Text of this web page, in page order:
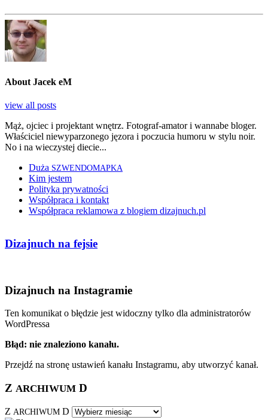
About Jacek eM
view all posts
Mąż, ojciec i projektant wnętrz. Fotograf-amator i wannabe bloger.
Właściciel niewyparzonego jęzora i poczucia humoru w stylu noir.
No i na wieczystej diecie...
Duża SZWENDOMAPKA
Kim jestem
Polityka prywatności
Współpraca i kontakt
Współpraca reklamowa z blogiem dizajnuch.pl
Dizajnuch na fejsie
Dizajnuch na Instagramie
Ten komunikat o błędzie jest widoczny tylko dla administratorów
WordPressa
Błąd: nie znaleziono kanału.
Przejdź na stronę ustawień kanału Instagramu, aby utworzyć kanał.
Z ARCHIWUM D
Z ARCHIWUM D